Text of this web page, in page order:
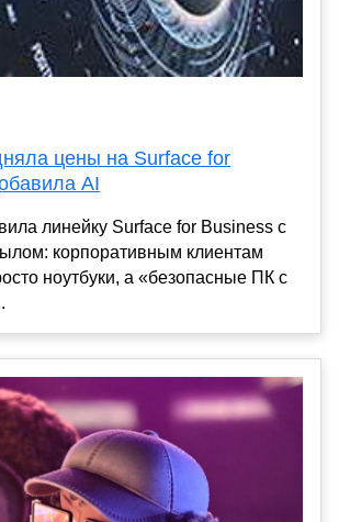
цены на Surface for
AI
линейку Surface for Business с
корпоративным клиентам
ноутбуки, а «безопасные ПК с